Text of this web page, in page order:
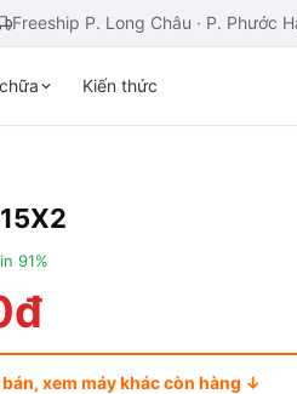
Freeship P. Long Châu · P. Phước
Kiến thức
91%
xem máy khác còn hàng ↓